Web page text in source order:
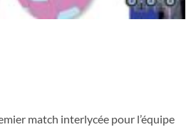
match interlycée pour l’équipe